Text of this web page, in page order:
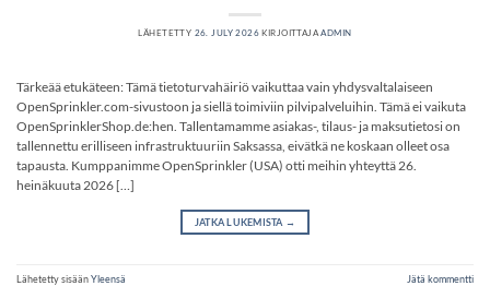
LÄHETETTY 26. JULY 2026 KIRJOITTAJAADMIN
Tärkeää etukäteen: Tämä tietoturvahäiriö vaikuttaa vain yhdysvaltalaiseen
OpenSprinkler.com-sivustoon ja siellä toimiviin pilvipalveluihin. Tämä ei vaikuta
OpenSprinklerShop.de:hen. Tallentamamme asiakas-, tilaus- ja maksutietosi on
tallennettu erilliseen infrastruktuuriin Saksassa, eivätkä ne koskaan olleet osa
tapausta. Kumppanimme OpenSprinkler (USA) otti meihin yhteyttä 26.
heinäkuuta 2026 […]
JATKA LUKEMISTA →
Lähetetty sisäänYleensä Jätä kommentti